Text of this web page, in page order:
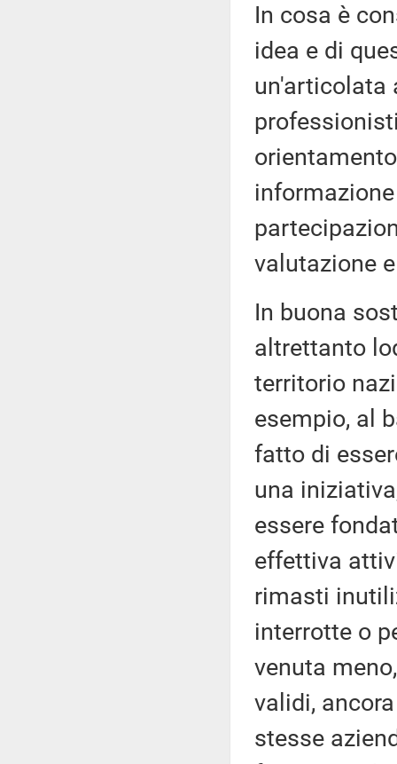
In cosa è
idea e di
un'articolata
valutazione
In buona
altrettanto
territorio
esempio, al
fatto di
una
essere
effettiva
rimasti
interrotte o
venuta
validi,
stesse